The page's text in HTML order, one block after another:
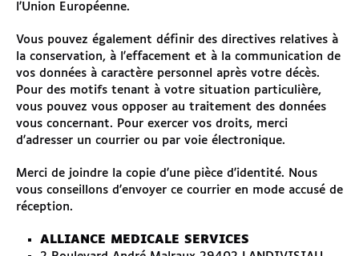
l'Union Européenne.
Vous pouvez également définir des directives relatives à
la conservation, à l'effacement et à la communication de
vos données à caractère personnel après votre décès.
Pour des motifs tenant à votre situation particulière,
vous pouvez vous opposer au traitement des données
vous concernant. Pour exercer vos droits, merci
d'adresser un courrier ou par voie électronique.
Merci de joindre la copie d'une pièce d'identité. Nous
vous conseillons d'envoyer ce courrier en mode accusé de
réception.
ALLIANCE MEDICALE SERVICES